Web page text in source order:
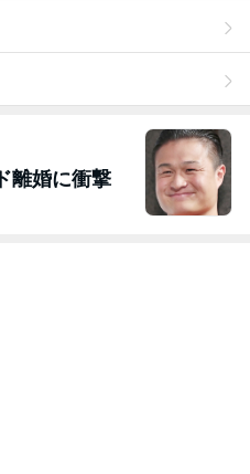
離婚に衝撃